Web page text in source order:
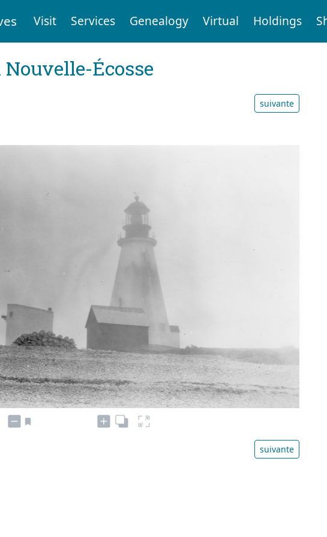
Visit Services Genealogy Virtual Holdings
Écosse
suivante
suivante